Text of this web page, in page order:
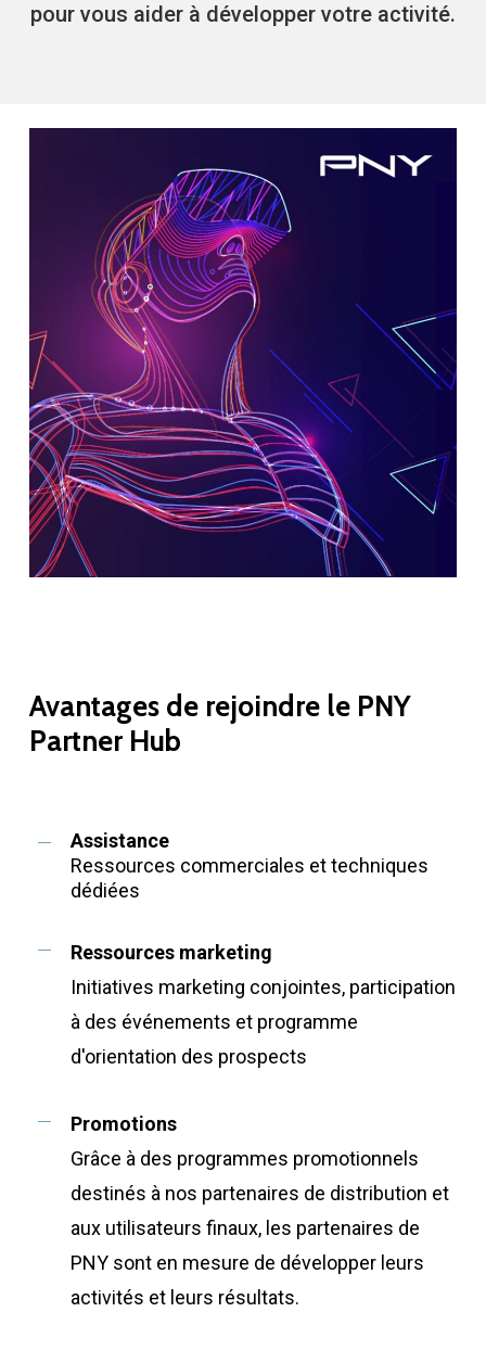
pour vous aider à développer votre activité.
Avantages de rejoindre le PNY
Partner Hub
Assistance
Ressources commerciales et techniques
dédiées
Ressources marketing
Initiatives marketing conjointes, participation
à des événements et programme
d'orientation des prospects
Promotions
Grâce à des programmes promotionnels
destinés à nos partenaires de distribution et
aux utilisateurs finaux, les partenaires de
PNY sont en mesure de développer leurs
activités et leurs résultats.